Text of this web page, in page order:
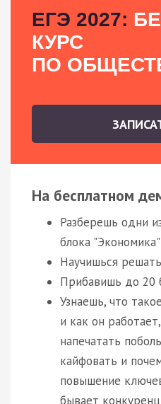
ЕГЭ 2027:
КУРС
ПО
На бесплатном
Разберешь одни
блока "Экономика"
Научишься
Прибавишь до 20
Узнаешь, что
и как он
напечатать
кайфовать и
повышение
бывает